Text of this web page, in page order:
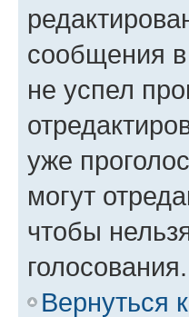
сообщения
не успел
уже
могут
чтобы
голосования.
Вернуться